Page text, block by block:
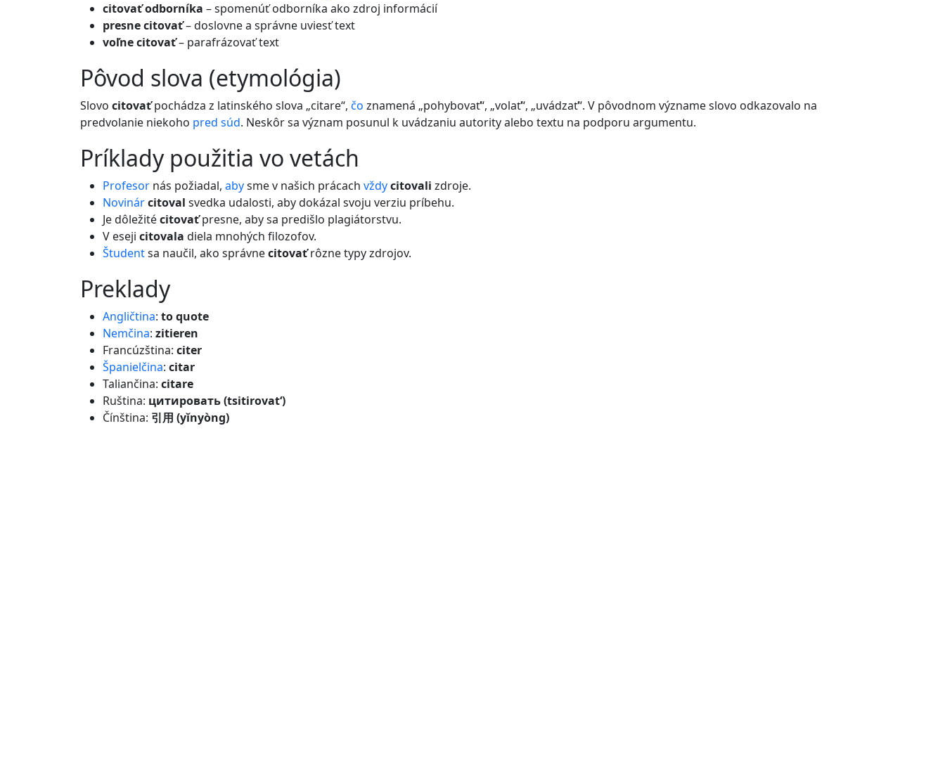
citovať odborníka – spomenúť odborníka ako zdroj informácií
presne citovať– doslovne a správne uviesť text
voľne citovať– parafrázovať text
pôvod slova (etymológia)
Slovo citovaťpochádza z latinského slova „citare“, čo znamená „pohybovať“, „volať“, „uvádzať“. V pôvodnom význame slovo odkazovalo na
predvolanie niekoho pred súd. Neskôr sa význam posunul k uvádzaniu autority alebo textu na podporu argumentu.
príklady použitia vo vetách
Profesor nás požiadal, abysme v našich prácach vždycitovali zdroje.
Novinárcitoval svedka udalosti, aby dokázal svoju verziu príbehu.
Je dôležitécitovaťpresne, aby sa predišlo plagiátorstvu.
V eseji citovala diela mnohých filozofov.
Študentsa naučil, ako správnecitovaťrôzne typy zdrojov.
preklady
Angličtina: to quote
Nemčina: zitieren
Francúzština: citer
Španielčina: citar
Taliančina: citare
Ruština: цитировать (tsitirovat‘)
Čínština: 引用 (yǐnyòng)